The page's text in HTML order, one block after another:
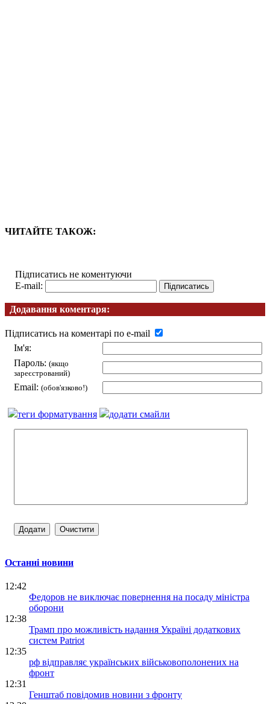
ЧИТАЙТЕ ТАКОЖ:
Підписатись не коментуючи
E-mail:
Додавання коментаря:
Підписатись на коментарі по e-mail
Ім'я:
Пароль: (якщо
зареєстрований)
Email: (обов'язково!)
теги форматування додати смайли
Останні новини
12:42
Федоров не виключає повернення на посаду міністра
оборони
12:38
Трамп про можливість надання Україні додаткових
систем Patriot
12:35
рф відправляє українських військовополонених на
фронт
12:31
Генштаб повідомив новини з фронту